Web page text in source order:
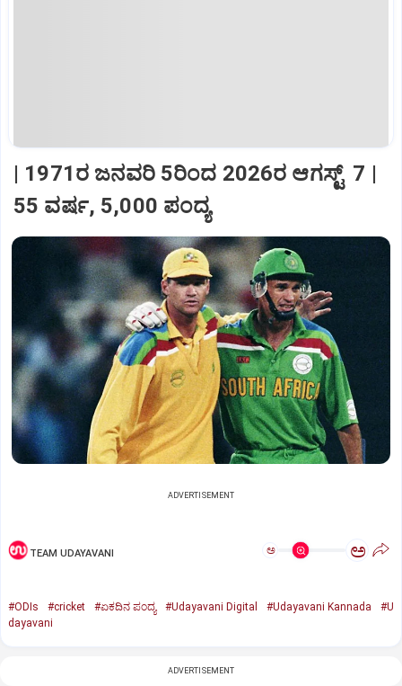
| 1971ರ ಜನವರಿ 5ರಿಂದ 2026ರ ಆಗಸ್ಟ್‌ 7 |
55 ವರ್ಷ, 5,000 ಪಂದ್ಯ
ADVERTISEMENT
TEAM UDAYAVANI ಅ ಅ
#ODIs #cricket #ಏಕದಿನ ಪಂದ್ಯ #Udayavani Digital #Udayavani Kannada
#U
dayavani
ADVERTISEMENT